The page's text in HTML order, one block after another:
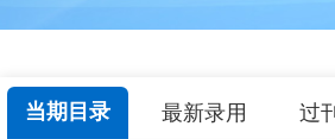
当期目录 最新录用 过